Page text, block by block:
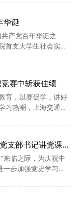
会实践团在国立西南
，深切感受习总书
华诞
产党百年华诞之
首支大学生社会实践
队，将以“乡村振兴，
助、科学教育素养
设等系列实践活动。
，感悟红色文化，努
赛中斩获佳绩
育，以赛促学，讲好
习热潮，上海交通大
，全校各二级单位
职工谢嘉祖和陈若曦
与了此次活动，历经
教育学院代表队成功
楼8楼举行。
支部书记讲党课
来临之际，为庆祝中
步加强党史学习教
支部书记讲党课活